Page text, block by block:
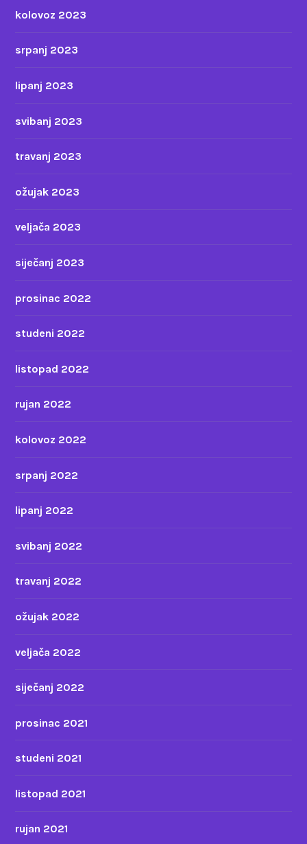
kolovoz 2023
srpanj 2023
lipanj 2023
svibanj 2023
travanj 2023
ožujak 2023
veljača 2023
siječanj 2023
prosinac 2022
studeni 2022
listopad 2022
rujan 2022
kolovoz 2022
srpanj 2022
lipanj 2022
svibanj 2022
travanj 2022
ožujak 2022
veljača 2022
siječanj 2022
prosinac 2021
studeni 2021
listopad 2021
rujan 2021